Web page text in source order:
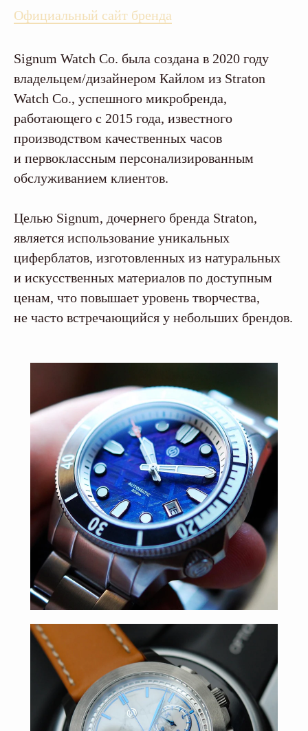
Официальный сайт бренда
Signum Watch Co. была создана в 2020 году
владельцем/дизайнером Кайлом из Straton
Watch Co., успешного микробренда,
работающего с 2015 года, известного
производством качественных часов
и первоклассным персонализированным
обслуживанием клиентов.
Целью Signum, дочернего бренда Straton,
является использование уникальных
циферблатов, изготовленных из натуральных
и искусственных материалов по доступным
ценам, что повышает уровень творчества,
не часто встречающийся у небольших брендов.